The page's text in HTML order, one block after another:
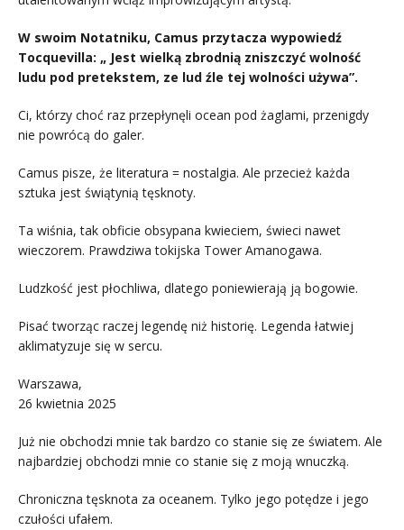
W swoim Notatniku, Camus przytacza wypowiedź
Tocquevilla: „ Jest wielką zbrodnią zniszczyć wolność
ludu pod pretekstem, ze lud źle tej wolności używa”.
Ci, którzy choć raz przepłynęli ocean pod żaglami, przenigdy
nie powrócą do galer.
Camus pisze, że literatura = nostalgia. Ale przecież każda
sztuka jest świątynią tęsknoty.
Ta wiśnia, tak obficie obsypana kwieciem, świeci nawet
wieczorem. Prawdziwa tokijska Tower Amanogawa.
Ludzkość jest płochliwa, dlatego poniewierają ją bogowie.
Pisać tworząc raczej legendę niż historię. Legenda łatwiej
aklimatyzuje się w sercu.
Warszawa,
26 kwietnia 2025
Już nie obchodzi mnie tak bardzo co stanie się ze światem. Ale
najbardziej obchodzi mnie co stanie się z moją wnuczką.
Chroniczna tęsknota za oceanem. Tylko jego potędze i jego
czułości ufałem.